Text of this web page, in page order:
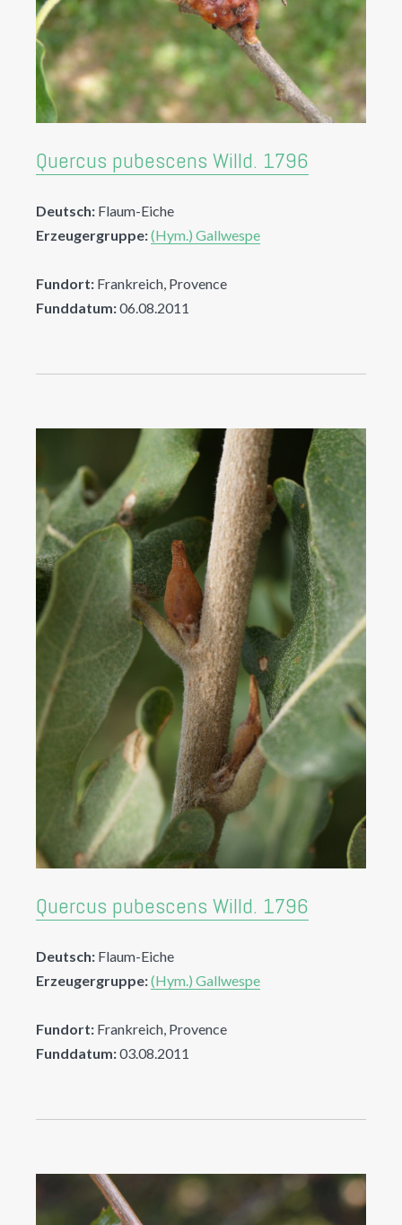
Quercus pubescens Willd. 1796
Deutsch: Flaum-Eiche
Erzeugergruppe:(Hym.) Gallwespe
Fundort: Frankreich, Provence
Funddatum:06.08.2011
Quercus pubescens Willd. 1796
Deutsch: Flaum-Eiche
Erzeugergruppe:(Hym.) Gallwespe
Fundort: Frankreich, Provence
Funddatum:03.08.2011